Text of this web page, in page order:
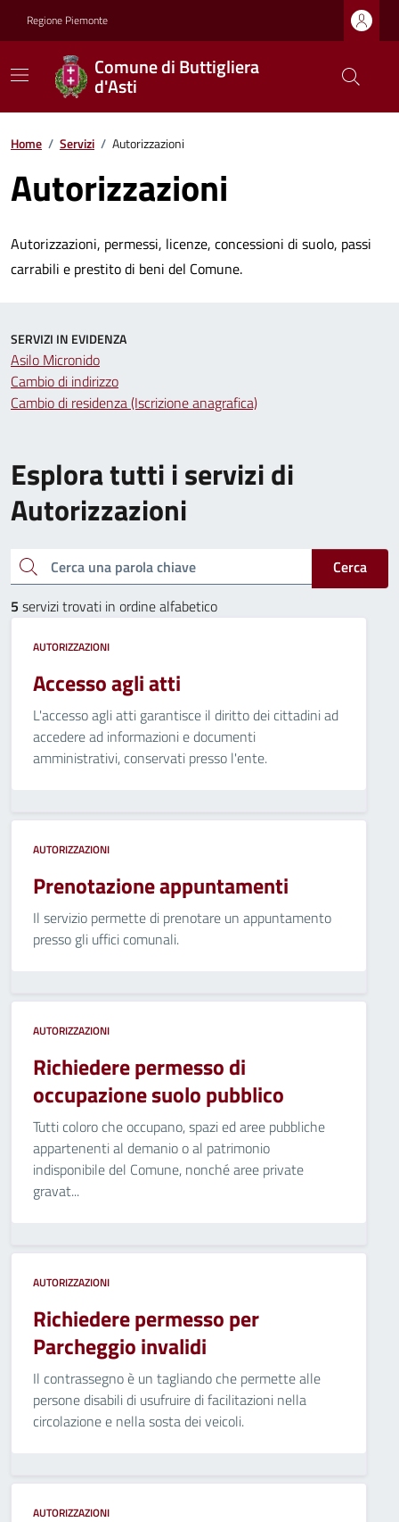
Regione Piemonte
Comune di Buttigliera
d'Asti
Home / Servizi / Autorizzazioni
Autorizzazioni
Autorizzazioni, permessi, licenze, concessioni di suolo, passi
carrabili e prestito di beni del Comune.
Esplora tutti i servizi di
Autorizzazioni
Cerca una parola chiave
Cerca
5 servizi trovati in ordine alfabetico
AUTORIZZAZIONI
Accesso agli atti
L'accesso agli atti garantisce il diritto dei cittadini ad
accedere ad informazioni e documenti
amministrativi, conservati presso l'ente.
AUTORIZZAZIONI
Prenotazione appuntamenti
Il servizio permette di prenotare un appuntamento
presso gli uffici comunali.
AUTORIZZAZIONI
Richiedere permesso di
occupazione suolo pubblico
Tutti coloro che occupano, spazi ed aree pubbliche
appartenenti al demanio o al patrimonio
indisponibile del Comune, nonché aree private
gravat...
AUTORIZZAZIONI
Richiedere permesso per
Parcheggio invalidi
Il contrassegno è un tagliando che permette alle
persone disabili di usufruire di facilitazioni nella
circolazione e nella sosta dei veicoli.
AUTORIZZAZIONI
SERVIZI IN EVIDENZA
Asilo Micronido
Cambio di indirizzo
Cambio di residenza (Iscrizione anagrafica)